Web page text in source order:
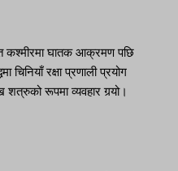
कश्मीरमा घातक आक्रमण पछि
चिनियाँ रक्षा प्रणाली प्रयोग
रूपमा व्यवहार गर्‍यो।